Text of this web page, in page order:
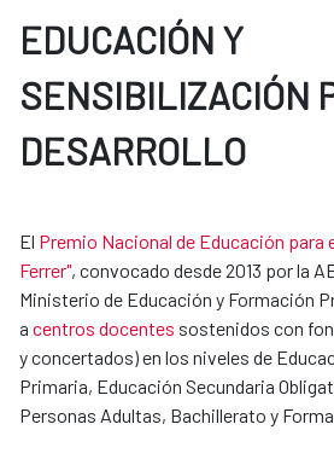
EDUCACIÓN Y
SENSIBILIZACIÓN
DESARROLLO
El Premio Nacional de Educación para
Ferrer", convocado desde 2013 por la
Ministerio de Educación y Formación
a centros docentes sostenidos con
y concertados) en los niveles de
Primaria, Educación Secundaria
Personas Adultas, Bachillerato y